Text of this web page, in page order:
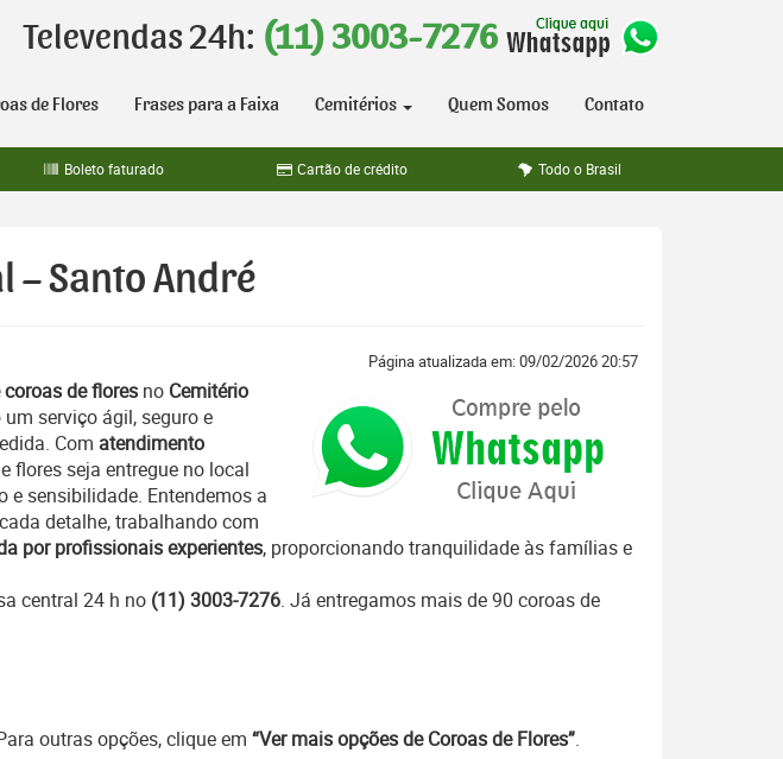
Televendas 24h: (11) 3003-7276
de Flores Frases para a Faixa Cemitérios Quem Somos Contato
Boleto faturado Cartão de crédito Todo o Brasil
– Santo André
Página atualizada em: 09/02/2026 20:57
de flores no Cemitério
um serviço ágil, seguro e
Com atendimento
flores seja entregue no local
e sensibilidade. Entendemos a
detalhe, trabalhando com
por profissionais experientes, proporcionando tranquilidade às famílias e
central 24 h no (11) 3003-7276. Já entregamos mais de 90 coroas de
outras opções, clique em “Ver mais opções de Coroas de Flores”.